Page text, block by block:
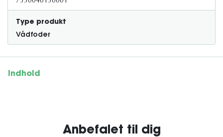
Type produkt
Vådfoder
Indhold
Anbefalet til dig